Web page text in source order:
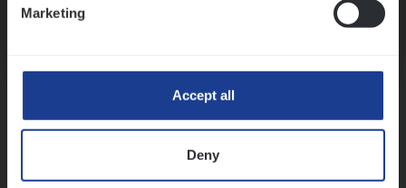
Marketing
Accept all
Deny